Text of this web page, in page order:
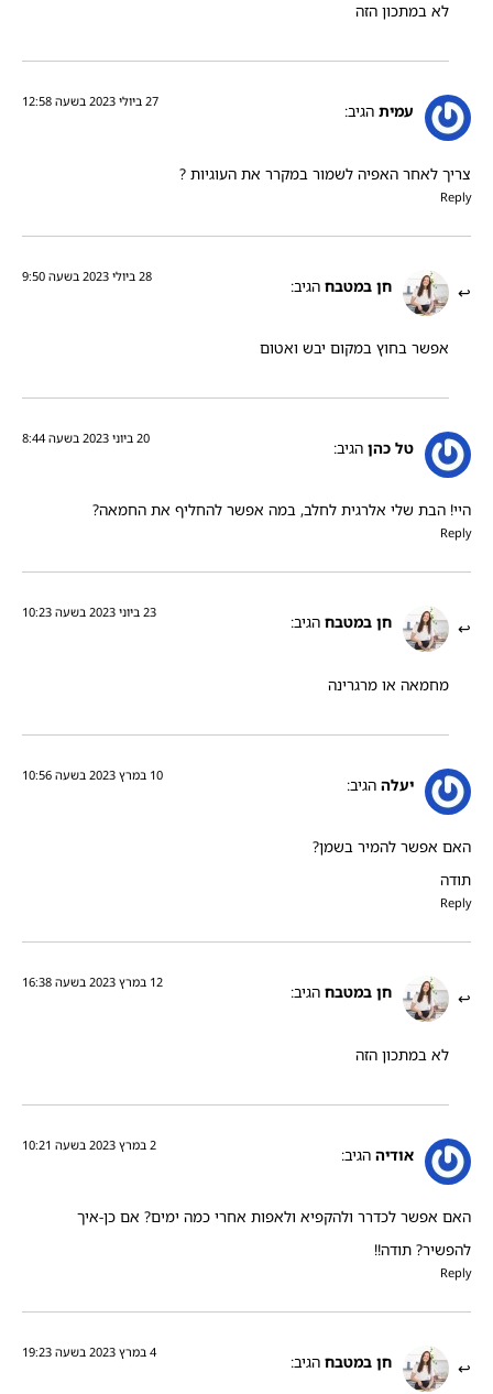
לא במתכון הזה
עמית הגיב:
27 ביולי 2023 בשעה 12:58
צריך לאחר האפיה לשמור במקרר את העוגיות ?
Reply
חן במטבח הגיב:
28 ביולי 2023 בשעה 9:50
אפשר בחוץ במקום יבש ואטום
טל כהן הגיב:
20 ביוני 2023 בשעה 8:44
היי! הבת שלי אלרגית לחלב, במה אפשר להחליף את החמאה?
Reply
חן במטבח הגיב:
23 ביוני 2023 בשעה 10:23
מחמאה או מרגרינה
יעלה הגיב:
10 במרץ 2023 בשעה 10:56
האם אפשר להמיר בשמן?
תודה
Reply
חן במטבח הגיב:
12 במרץ 2023 בשעה 16:38
לא במתכון הזה
אודיה הגיב:
2 במרץ 2023 בשעה 10:21
האם אפשר לכדרר ולהקפיא ולאפות אחרי כמה ימים? אם כן-איך
להפשיר? תודה!!
Reply
חן במטבח הגיב:
4 במרץ 2023 בשעה 19:23